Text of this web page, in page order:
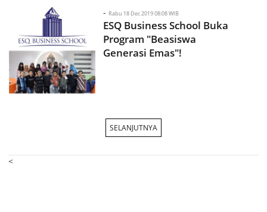
- Rabu 18 Dec 2019 08:08 WIB
ESQ Business School Buka
Program "Beasiswa
Generasi Emas"!
SELANJUTNYA
<